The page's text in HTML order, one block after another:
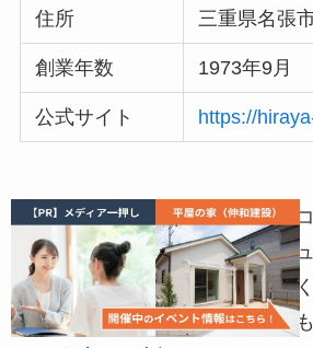
住所 三重県名張
創業年数 1973年9月
公式サイト https://
ここまで、アキュラホームの口
事例を紹介してきました。アキ
代家守り」をテーマにした家づ
特徴ですが、伸和建設株式会社